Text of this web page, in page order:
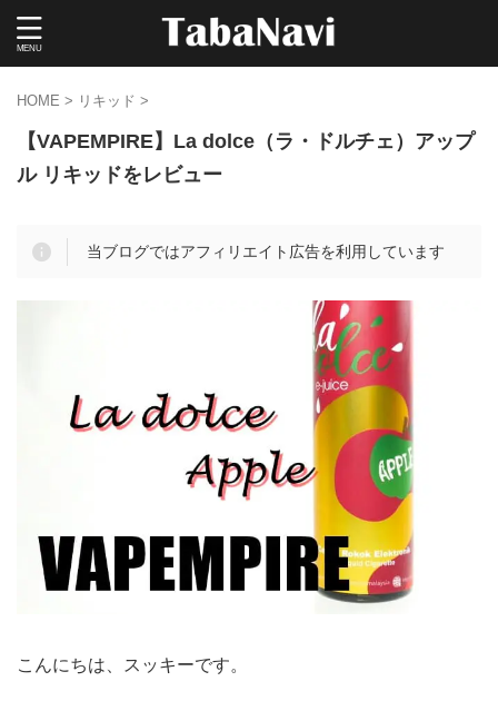
HOME > リキッド >
【VAPEMPIRE】La dolce（ラ・ドルチェ）アップ
ル リキッドをレビュー
当ブログではアフィリエイト広告を利用しています
こんにちは、スッキーです。